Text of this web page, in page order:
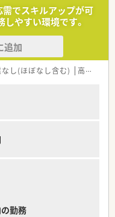
と内科の処方箋を応需して
となっています。
来局する科目を扱うため、
磨ける環境です。
師の募集で、実務未経験の
高水準となっており、これ
決定します。
ャンスがあるほか、年2回
かり完備しています。
確にお薬を調合する基本的
きます。
相互作用がないかを確認
行っていただきます。
やすく伝える服薬指導を
ただきます。
でスキルアップが可
しやすい環境です。
追加
し(ほぼなし含む) 高給与(600万円以上)
勤務